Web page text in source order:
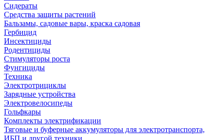
Сидераты
Средства защиты растений
Бальзамы, садовые вары, краска садовая
Гербицид
Инсектициды
Родентициды
Стимуляторы роста
Фунгициды
Техника
Электротрициклы
Зарядные устройства
Электровелосипеды
Гольфкары
Комплекты электрификации
Тяговые и буферные аккумуляторы для электротранспорта,